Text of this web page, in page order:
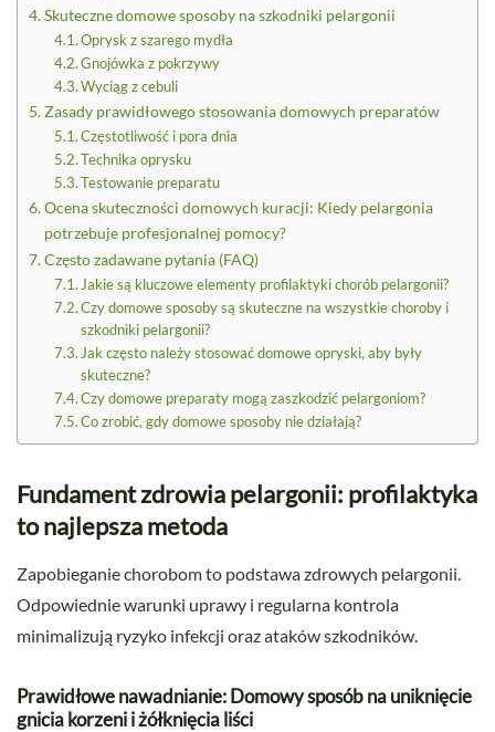
Skuteczne domowe sposoby na szkodniki pelargonii
Oprysk z szarego mydła
Gnojówka z pokrzywy
Wyciąg z cebuli
Zasady prawidłowego stosowania domowych preparatów
Częstotliwość i pora dnia
Technika oprysku
Testowanie preparatu
Ocena skuteczności domowych kuracji: Kiedy pelargonia
potrzebuje profesjonalnej pomocy?
Często zadawane pytania (FAQ)
Jakie są kluczowe elementy profilaktyki chorób pelargonii?
Czy domowe sposoby są skuteczne na wszystkie choroby i
szkodniki pelargonii?
Jak często należy stosować domowe opryski, aby były
skuteczne?
Czy domowe preparaty mogą zaszkodzić pelargoniom?
Co zrobić, gdy domowe sposoby nie działają?
Fundament zdrowia pelargonii: profilaktyka
to najlepsza metoda
Zapobieganie chorobom to podstawa zdrowych pelargonii.
Odpowiednie warunki uprawy i regularna kontrola
minimalizują ryzyko infekcji oraz ataków szkodników.
Prawidłowe nawadnianie: Domowy sposób na uniknięcie
gnicia korzeni i żółknięcia liści